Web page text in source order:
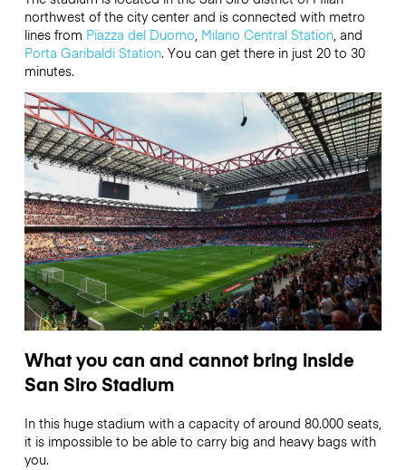
northwest of the city center and is connected with metro
lines from Piazza del Duomo, Milano Central Station, and
Porta Garibaldi Station. You can get there in just 20 to 30
minutes.
What you can and cannot bring inside
San Siro Stadium
In this huge stadium with a capacity of around 80.000 seats,
it is impossible to be able to carry big and heavy bags with
you.